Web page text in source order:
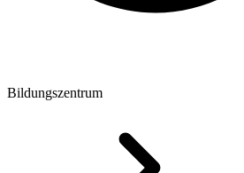
Bildungszentrum